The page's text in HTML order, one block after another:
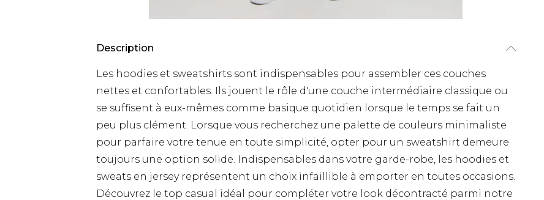
Description
Les hoodies et sweatshirts sont indispensables pour assembler ces couches
nettes et confortables. Ils jouent le rôle d'une couche intermédiaire classique ou
se suffisent à eux-mêmes comme basique quotidien lorsque le temps se fait un
peu plus clément. Lorsque vous recherchez une palette de couleurs minimaliste
pour parfaire votre tenue en toute simplicité, opter pour un sweatshirt demeure
toujours une option solide. Indispensables dans votre garde-robe, les hoodies et
sweats en jersey représentent un choix infaillible à emporter en toutes occasions.
Découvrez le top casual idéal pour compléter votre look décontracté parmi notre